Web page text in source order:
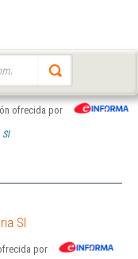
ofrecida por
Sl
Sl
por